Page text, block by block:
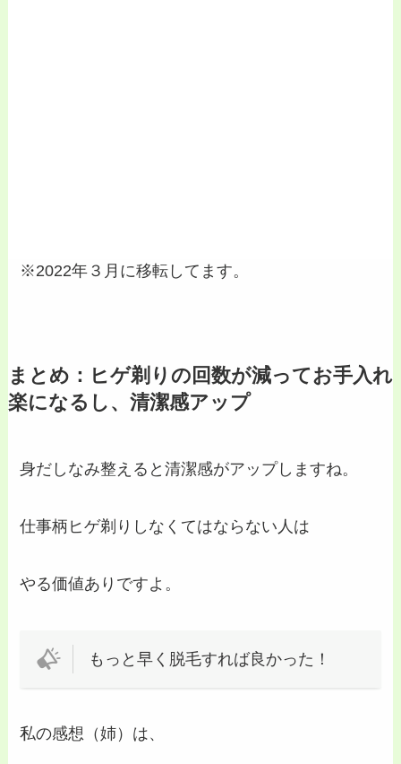
※2022年３月に移転してます。
まとめ：ヒゲ剃りの回数が減ってお手入れ
楽になるし、清潔感アップ
身だしなみ整えると清潔感がアップしますね。
仕事柄ヒゲ剃りしなくてはならない人は
やる価値ありですよ。
もっと早く脱毛すれば良かった！
私の感想（姉）は、